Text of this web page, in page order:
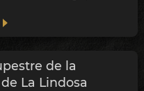
anteriores, puede
de la
La Lindosa